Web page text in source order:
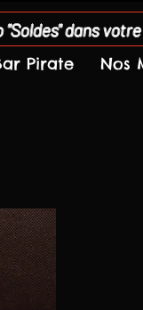
dans
Pirate Nos